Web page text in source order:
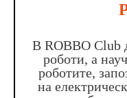
В ROBBO Club
роботи, а
роботите,
на